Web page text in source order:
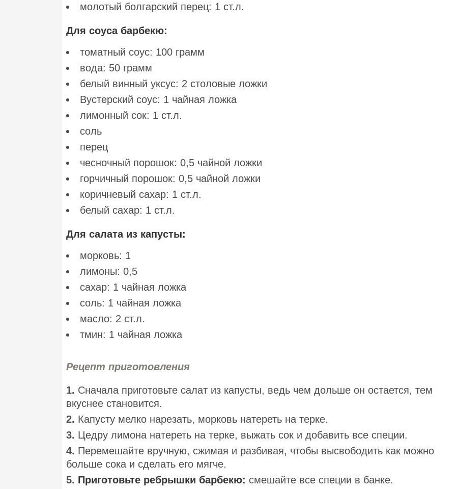
молотый болгарский перец: 1 ст.л.
Для соуса барбекю:
томатный соус: 100 грамм
вода: 50 грамм
белый винный уксус: 2 столовые ложки
Вустерский соус: 1 чайная ложка
лимонный сок: 1 ст.л.
соль
перец
чесночный порошок: 0,5 чайной ложки
горчичный порошок: 0,5 чайной ложки
коричневый сахар: 1 ст.л.
белый сахар: 1 ст.л.
Для салата из капусты:
морковь: 1
лимоны: 0,5
сахар: 1 чайная ложка
соль: 1 чайная ложка
масло: 2 ст.л.
тмин: 1 чайная ложка
Рецепт приготовления
1. Сначала приготовьте салат из капусты, ведь чем дольше он остается, тем
вкуснее становится.
2. Капусту мелко нарезать, морковь натереть на терке.
3. Цедру лимона натереть на терке, выжать сок и добавить все специи.
4. Перемешайте вручную, сжимая и разбивая, чтобы высвободить как можно
больше сока и сделать его мягче.
5. Приготовьте ребрышки барбекю: смешайте все специи в банке.